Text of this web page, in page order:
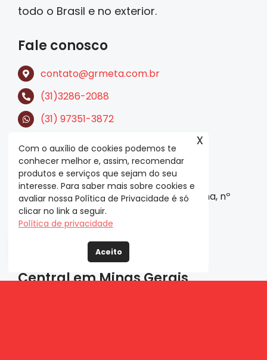
todo o Brasil e no exterior.
Fale conosco
contato@grmeta.com.br
(31)3286-2088
(31) 97351-3872
Em São Paulo
Av. Major Sylvio de Magalhães Padilha, nº
5200, Conj. 211, Jardim Morumbi
CEP: 05693-000
Central em Minas Gerais
Com o auxílio de cookies podemos te
conhecer melhor e, assim, recomendar
produtos e serviços que sejam do seu
interesse. Para saber mais sobre cookies e
avaliar nossa Política de Privacidade é só
clicar no link a seguir.
Política de privacidade
Aceito
x